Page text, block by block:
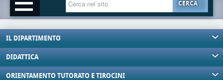
CERCA
IL DIPARTIMENTO
DIDATTICA
ORIENTAMENTO TUTORATO E TIROCINI